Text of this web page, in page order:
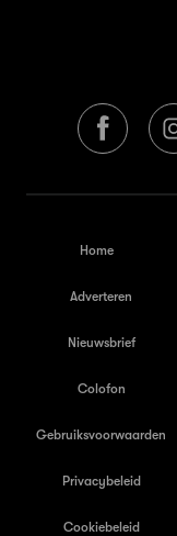
Home
Adverteren
Nieuwsbrief
Colofon
Gebruiksvoorwaarden
Privacybeleid
Cookiebeleid